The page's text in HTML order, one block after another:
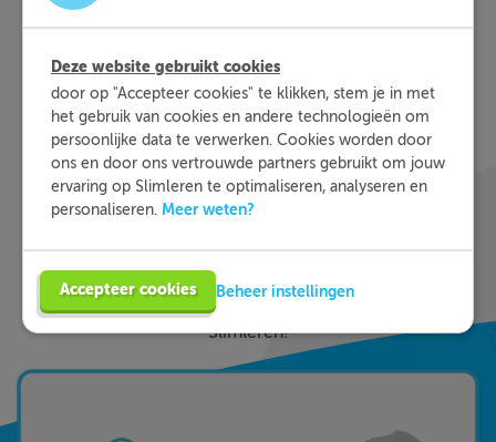
Wat isSlimlerennou
eigenlijk?
Met Slimleren oefen je online voor de vakken
waar je nog wat moeite mee hebt, waar en
wanneer je maar wilt. Theorie-uitleg, video-
colleges, vuistregels en meer helpen jou om de
ieder fout gegeven antwoord direct een heldere
uitleg hoe je de vraag het beste kunt oplossen.
Zo leer je sneller en effectiever; dat is pas
Slimleren!
Deze website gebruikt cookies
door op "Accepteer cookies" te klikken, stem je in met
het gebruik van cookies en andere technologieën om
persoonlijke data te verwerken. Cookies worden door
ons en door ons vertrouwde partners gebruikt om jouw
ervaring op Slimleren te optimaliseren, analyseren en
personaliseren. Meer weten?
Accepteer cookies Beheer instellingen